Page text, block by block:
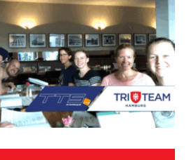
ändern
Einstellungen